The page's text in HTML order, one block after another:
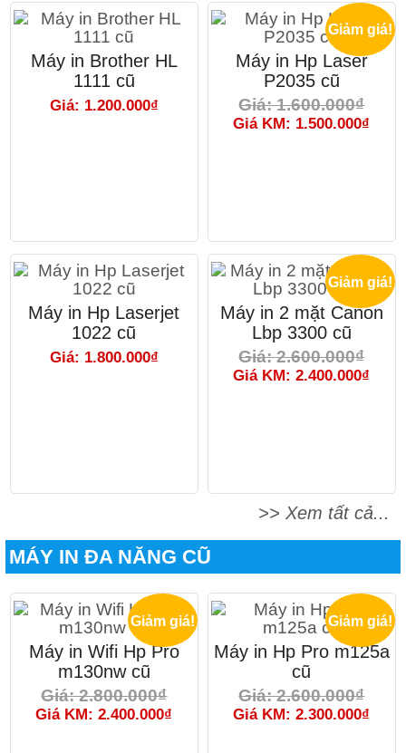
Máy in Brother HL
1111 cũ
Giá: 1.200.000₫
Giảm giá!
Máy in Hp Laser
P2035 cũ
Giá: 1.600.000₫
Giá KM: 1.500.000₫
Máy in Hp Laserjet
1022 cũ
Giá: 1.800.000₫
Giảm giá!
Máy in 2 mặt Canon
Lbp 3300 cũ
Giá: 2.600.000₫
Giá KM: 2.400.000₫
>> Xem tất cả...
MÁY IN ĐA NĂNG CŨ
Giảm giá!
Máy in Wifi Hp Pro
m130nw cũ
Giá: 2.800.000₫
Giá KM: 2.400.000₫
Giảm giá!
Máy in Hp Pro m125a
cũ
Giá: 2.600.000₫
Giá KM: 2.300.000₫